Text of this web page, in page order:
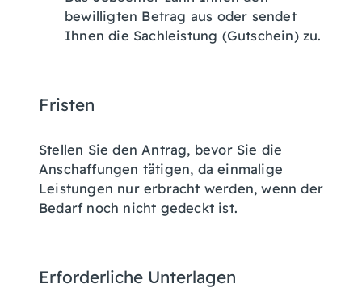
bewilligten Betrag aus oder sendet
Ihnen die Sachleistung (Gutschein) zu.
Fristen
Stellen Sie den Antrag, bevor Sie die
Anschaffungen tätigen, da einmalige
Leistungen nur erbracht werden, wenn der
Bedarf noch nicht gedeckt ist.
Erforderliche Unterlagen